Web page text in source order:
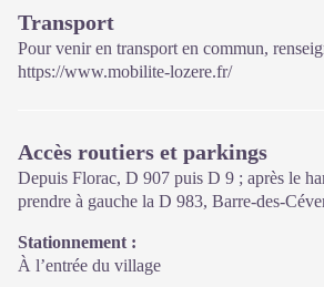
de l'office de tourisme et du Parc.
Une expo interactive présente le Parc
ses actions.
Ouvert toute l'année (se renseigner sur les
saison hivernale).
Transport
Pour venir en transport en commun,
https://www.mobilite-lozere.fr/
Accès routiers et parkings
Depuis Florac, D 907 puis D 9 ; après le
prendre à gauche la D 983, Barre-des-
Stationnement :
À l’entrée du village